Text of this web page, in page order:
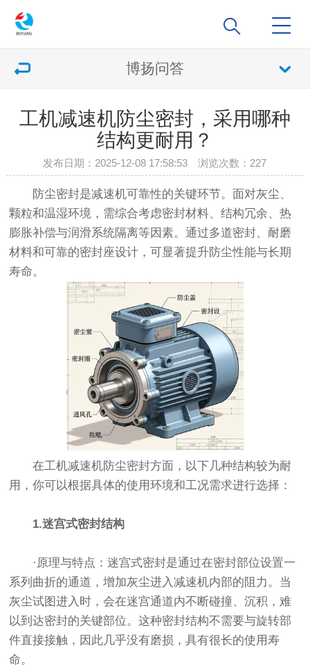
博扬问答
工机减速机防尘密封，采用哪种
结构更耐用？
发布日期：2025-12-08 17:58:53 浏览次数： 227
防尘密封是减速机可靠性的关键环节。面对灰尘、
颗粒和温湿环境，需综合考虑密封材料、结构冗余、热
膨胀补偿与润滑系统隔离等因素。通过多道密封、耐磨
材料和可靠的密封座设计，可显著提升防尘性能与长期
寿命。
在工机减速机防尘密封方面，以下几种结构较为耐
用，你可以根据具体的使用环境和工况需求进行选择：
1.迷宫式密封结构
·原理与特点：迷宫式密封是通过在密封部位设置一
系列曲折的通道，增加灰尘进入减速机内部的阻力。当
灰尘试图进入时，会在迷宫通道内不断碰撞、沉积，难
以到达密封的关键部位。这种密封结构不需要与旋转部
件直接接触，因此几乎没有磨损，具有很长的使用寿
命。